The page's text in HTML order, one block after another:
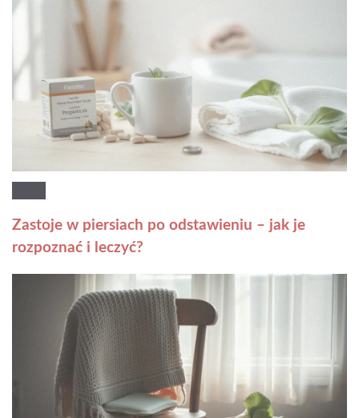
Zastoje w piersiach po odstawieniu – jak je
rozpoznać i leczyć?